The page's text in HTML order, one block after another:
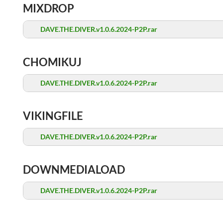
MIXDROP
DAVE.THE.DIVER.v1.0.6.2024-P2P.rar
CHOMIKUJ
DAVE.THE.DIVER.v1.0.6.2024-P2P.rar
VIKINGFILE
DAVE.THE.DIVER.v1.0.6.2024-P2P.rar
DOWNMEDIALOAD
DAVE.THE.DIVER.v1.0.6.2024-P2P.rar